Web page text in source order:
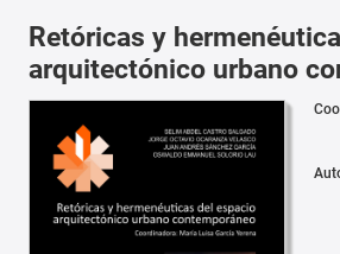
Retóricas y
arquitectónico urbano